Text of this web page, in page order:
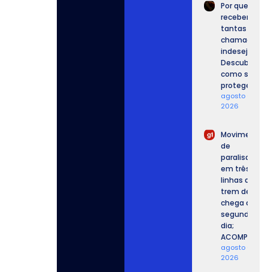
Por que
recebemos
tantas
chamadas
Descubra
como se
proteger.
agosto 6,
2026
Movimento
de
paralisação
em três
linhas de
trem de SP
chega ao
segundo
dia;
ACOMPANHE.
agosto 6,
2026